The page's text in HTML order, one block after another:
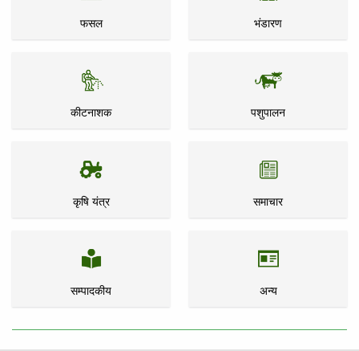
फसल भंडारण
कीटनाशक पशुपालन
कृषि यंत्र समाचार
सम्पादकीय अन्य